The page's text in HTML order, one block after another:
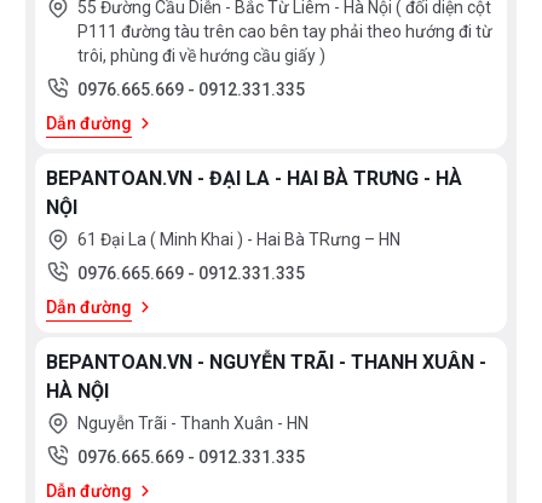
Pan Recognition: Nhận dạng nồi nấu
Bếp từ
thước của xoong, nồi, chảo. Nếu không có dụng cụ
nấu, bếp sẽ tự động tắt.
Child Lock: An toàn cho trẻ em
An toàn cho trẻ em: khóa bảng điều khiển để ngăn các
thay đổi ngẫu nhiên đối với cài đặt.
55 Đường Cầu Diễn - Bắc Từ Liêm - Hà Nội ( đối diện cột
P111 đường tàu trên cao bên tay phải theo hướng đi từ
trôi, phùng đi về hướng cầu giấy )
0976.665.669 - 0912.331.335
Dẫn đường
BEPANTOAN.VN - ĐẠI LA - HAI BÀ TRƯNG - HÀ
NỘI
61 Đại La ( Minh Khai ) - Hai Bà TRưng – HN
0976.665.669 - 0912.331.335
Dẫn đường
BEPANTOAN.VN - NGUYỄN TRÃI - THANH XUÂN -
HÀ NỘI
Nguyễn Trãi - Thanh Xuân - HN
0976.665.669 - 0912.331.335
Dẫn đường